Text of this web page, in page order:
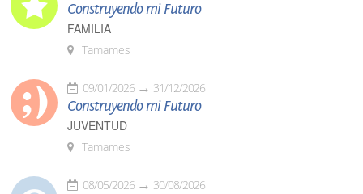
Construyendo mi Futuro
FAMILIA
Tamames
09/01/2026 31/12/2026
Construyendo mi Futuro
JUVENTUD
Tamames
08/05/2026 30/08/2026